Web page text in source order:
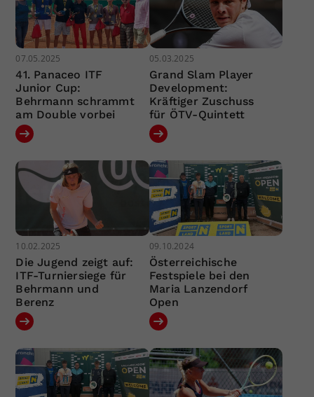
07.05.2025
41. Panaceo ITF
Junior Cup:
Behrmann schrammt
am Double vorbei
05.03.2025
Grand Slam Player
Development:
Kräftiger Zuschuss
für ÖTV-Quintett
10.02.2025
Die Jugend zeigt auf:
ITF-Turniersiege für
Behrmann und
Berenz
09.10.2024
Österreichische
Festspiele bei den
Maria Lanzendorf
Open